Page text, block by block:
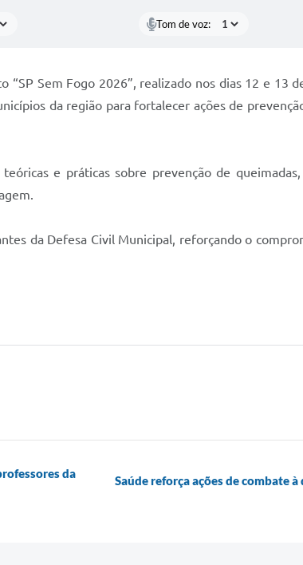
Tom de voz:
Sem Fogo 2026”, realizado nos dias 12 e 13
da região para fortalecer ações de
e práticas sobre prevenção de
da Defesa Civil Municipal, reforçando o
da
Saúde reforça ações de combate